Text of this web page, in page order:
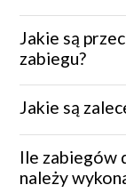
Przed zabiegiem
jednorazową.
depilacyjnych,
Jakie są
zabiegu?
Depilacja
opalenizny,
Jakie są
Po zabiegu warto
wysiłku
Ile zabiegów
należy